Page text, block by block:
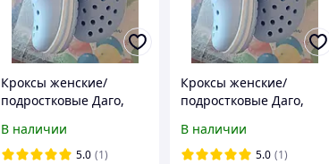
Кроксы женские/
подростковые Даго,
размеры. 36
В наличии
5.0 (1)
Кроксы женские/
подростковые Даго,
размеры. 37
В наличии
5.0 (1)